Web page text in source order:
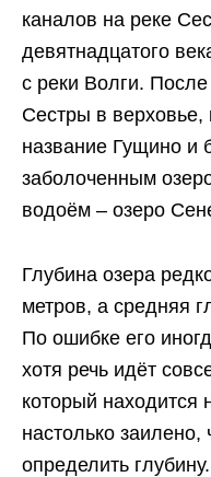
каналов на реке
девятнадцатого
с реки Волги.
Сестры в верховье,
название Гущино и
заболоченным
водоём – озеро
Глубина озера
метров, а средняя
По ошибке его
хотя речь идёт
который находится
настолько заилено,
определить